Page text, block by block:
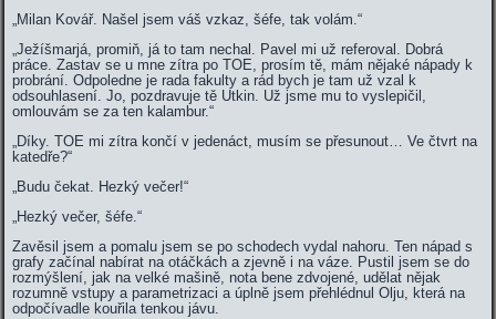
„Milan Kovář. Našel jsem váš vzkaz, šéfe, tak volám.“
„Ježíšmarjá, promiň, já to tam nechal. Pavel mi už referoval. Dobrá
práce. Zastav se u mne zítra po TOE, prosím tě, mám nějaké nápady k
probrání. Odpoledne je rada fakulty a rád bych je tam už vzal k
odsouhlasení. Jo, pozdravuje tě Utkin. Už jsme mu to vyslepičil,
omlouvám se za ten kalambur.“
„Díky. TOE mi zítra končí v jedenáct, musím se přesunout… Ve čtvrt na
katedře?“
„Budu čekat. Hezký večer!“
„Hezký večer, šéfe.“
Zavěsil jsem a pomalu jsem se po schodech vydal nahoru. Ten nápad s
grafy začínal nabírat na otáčkách a zjevně i na váze. Pustil jsem se do
rozmýšlení, jak na velké mašině, nota bene zdvojené, udělat nějak
rozumně vstupy a parametrizaci a úplně jsem přehlédnul Olju, která na
odpočívadle kouřila tenkou jávu.